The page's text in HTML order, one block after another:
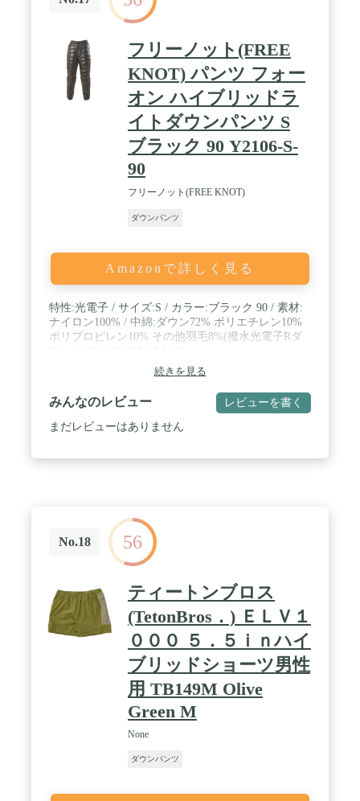
フリーノット(FREE
KNOT) パンツ フォー
オン ハイブリッドラ
イトダウンパンツ S
ブラック 90 Y2106-S-
90
フリーノット(FREE KNOT)
ダウンパンツ
Amazonで詳しく見る
特性:光電子 / サイズ:S / カラー:ブラック 90 / 素材:
ナイロン100% / 中綿:ダウン72% ポリエチレン10%
ポリプロピレン10% その他羽毛8%(撥水光電子Rダ
続きを見る
みんなのレビュー レビューを書く
まだレビューはありません
No.18 56
ティートンブロス
(TetonBros．) ＥＬＶ１
０００ ５．５ｉｎハイ
ブリッドショーツ男性
用 TB149M Olive
Green M
None
ダウンパンツ